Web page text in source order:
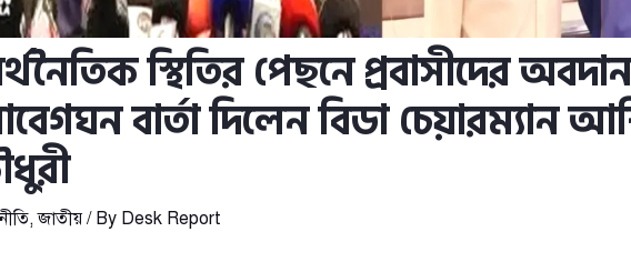
স্থিতির পেছনে প্রবাসীদের
বার্তা দিলেন বিডা চেয়ারম্যান
,জাতীয়/ By Desk Report